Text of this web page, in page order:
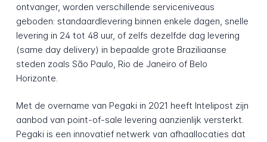
ontvanger, worden verschillende serviceniveaus
geboden: standaardlevering binnen enkele dagen, snelle
levering in 24 tot 48 uur, of zelfs dezelfde dag levering
(same day delivery) in bepaalde grote Braziliaanse
steden zoals São Paulo, Rio de Janeiro of Belo
Horizonte.
Met de overname van Pegaki in 2021 heeft Intelipost zijn
aanbod van point-of-sale levering aanzienlijk versterkt.
Pegaki is een innovatief netwerk van afhaallocaties dat